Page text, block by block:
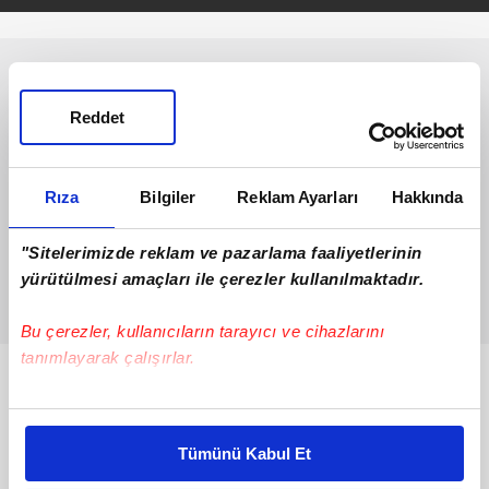
Rıza Bilgiler Reklam Ayarları Hakkında
"Sitelerimizde reklam ve pazarlama faaliyetlerinin
yürütülmesi amaçları ile çerezler kullanılmaktadır.
Bu çerezler, kullanıcıların tarayıcı ve cihazlarını
tanımlayarak çalışırlar.
Bu çerezlere izin vermeniz halinde sizlere özel
daha iyi reklam deneyimi yaşatabiliriz. Bunu yaparken
Tümünü Kabul Et
Reddet